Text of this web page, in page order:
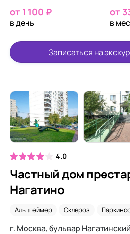
от 1 100 ₽
в день
от
в
Записаться на
4.0
Частный дом
Нагатино
Альцгеймер Склероз
г. Москва, бульвар